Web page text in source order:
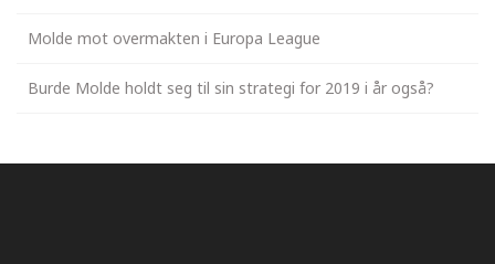
Molde mot overmakten i Europa League
Burde Molde holdt seg til sin strategi for 2019 i år også?